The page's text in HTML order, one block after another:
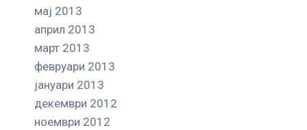
мај 2013
април 2013
март 2013
февруари 2013
јануари 2013
декември 2012
ноември 2012